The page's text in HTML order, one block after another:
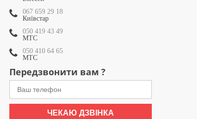
067 659 29 18
Київстар
050 419 43 49
МТС
050 410 64 65
МТС
Передзвонити вам ?
ЧЕКАЮ ДЗВІНКА